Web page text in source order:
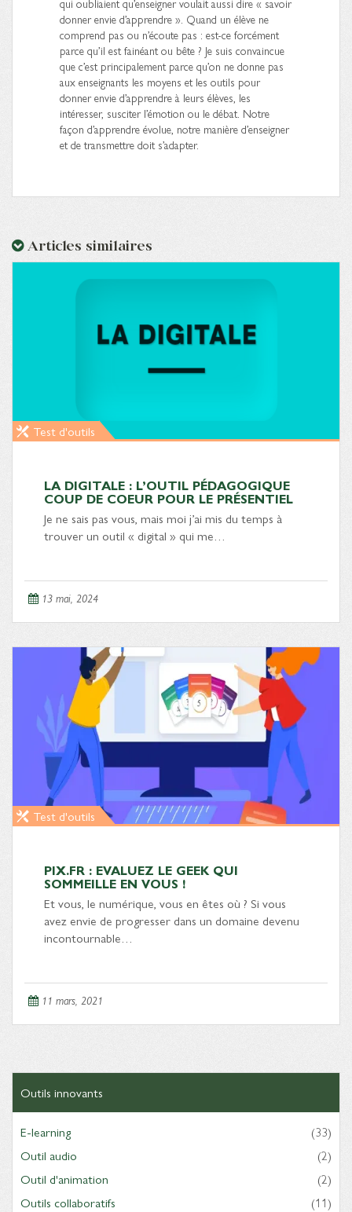
qui oubliaient qu’enseigner voulait aussi dire « savoir
donner envie d’apprendre ». Quand un élève ne
comprend pas ou n’écoute pas : est-ce forcément
parce qu’il est fainéant ou bête ? Je suis convaincue
que c’est principalement parce qu’on ne donne pas
aux enseignants les moyens et les outils pour
donner envie d’apprendre à leurs élèves, les
intéresser, susciter l’émotion ou le débat. Notre
façon d’apprendre évolue, notre manière d’enseigner
et de transmettre doit s’adapter.
Articles similaires
Test d'outils
LA DIGITALE : L’OUTIL PÉDAGOGIQUE
COUP DE COEUR POUR LE PRÉSENTIEL
Je ne sais pas vous, mais moi j’ai mis du temps à
trouver un outil « digital » qui me…
13 mai, 2024
Test d'outils
PIX.FR : EVALUEZ LE GEEK QUI
SOMMEILLE EN VOUS !
Et vous, le numérique, vous en êtes où ? Si vous
avez envie de progresser dans un domaine devenu
incontournable…
11 mars, 2021
Outils innovants
E-learning
(33)
Outil audio
(2)
Outil d'animation
(2)
Outils collaboratifs
(11)